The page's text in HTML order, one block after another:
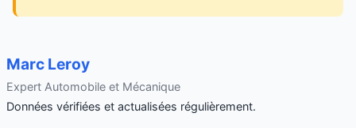
Marc Leroy
Expert Automobile et Mécanique
Données vérifiées et actualisées régulièrement.